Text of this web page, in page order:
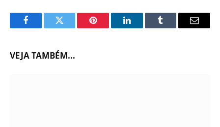
FacebookTwitter Pinterest LinkedInTumblr Email
VEJA TAMBÉM...